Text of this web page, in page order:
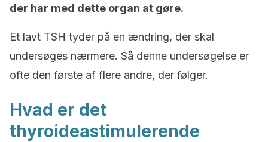
der har med dette organ at gøre.
Et lavt TSH tyder på en ændring, der skal
undersøges nærmere. Så denne undersøgelse er
ofte den første af flere andre, der følger.
Hvad er det
thyroideastimulerende